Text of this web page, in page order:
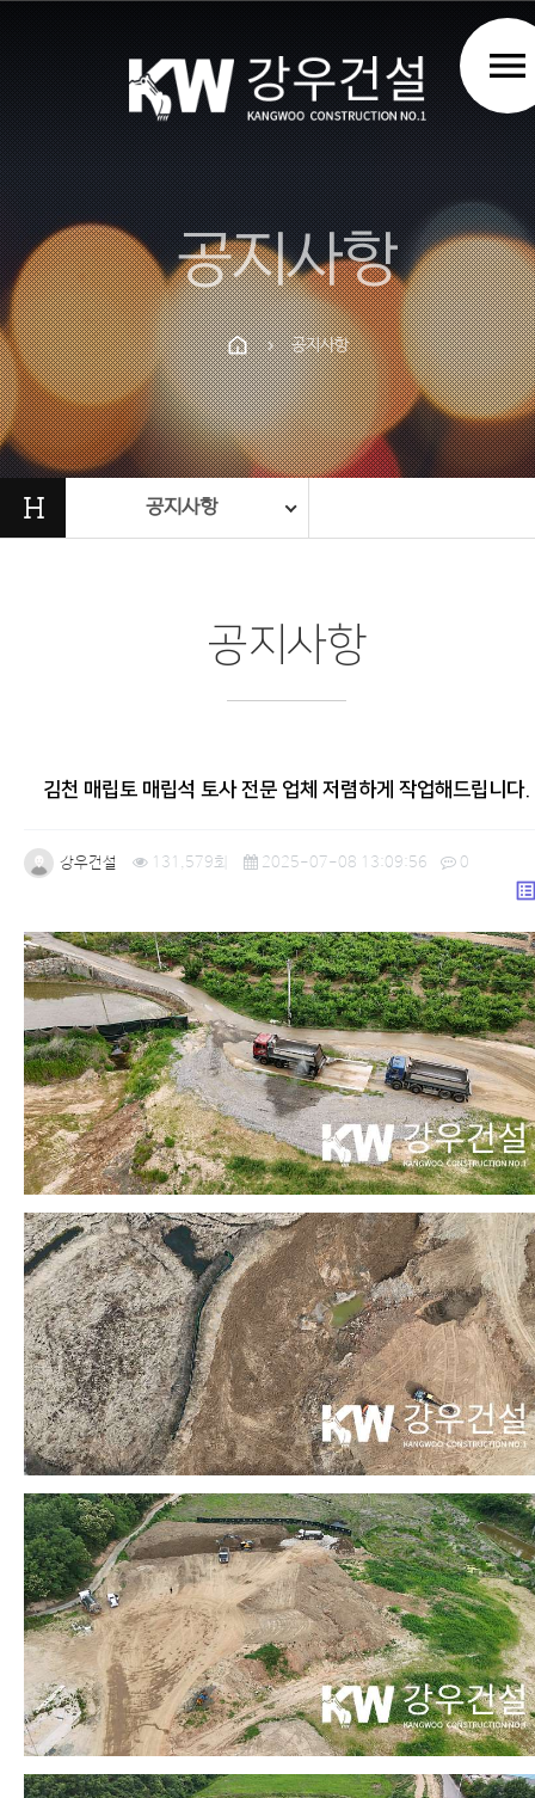
PrevNext
menu
공지사항
chevron_right 공지사항
H 공지사항
공지사항
김천 매립토 매립석 토사 전문 업체 저렴하게 작업해드립니다.
강우건설 131,579회 2025-07-08 13:09:56 0
본문